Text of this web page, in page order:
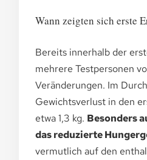
Wann zeigten sich erste
Bereits innerhalb der
mehrere Testpersonen
Veränderungen. Im
Gewichtsverlust in den
etwa 1,3 kg. Besonders
das reduzierte
vermutlich auf den